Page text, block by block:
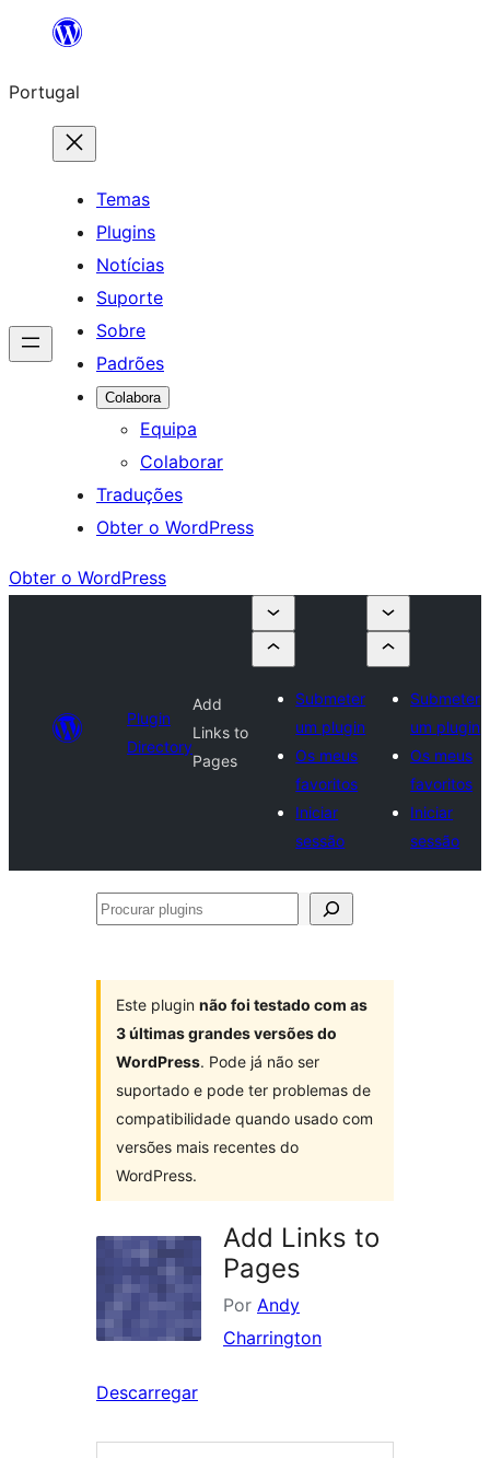
Saltar
o
conteúdo
Portugal
Temas
Plugins
Notícias
Suporte
Sobre
Padrões
Colabora
Equipa
Colaborar
Traduções
Obter o WordPress
Obter o WordPress
Plugin
Directory
Add
Links to
Pages
Submeter
um plugin
Os meus
favoritos
Iniciar
sessão
Submeter
um plugin
Os meus
favoritos
Iniciar
sessão
Procurar
Este plugin não foi testado com as
3 últimas grandes versões do
WordPress. Pode já não ser
suportado e pode ter problemas de
compatibilidade quando usado com
versões mais recentes do
WordPress.
Add Links to
Pages
Por Andy
Charrington
Descarregar